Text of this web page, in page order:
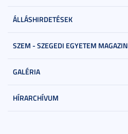
ÁLLÁSHIRDETÉSEK
SZEM - SZEGEDI EGYETEM MAGAZIN
GALÉRIA
HÍRARCHÍVUM